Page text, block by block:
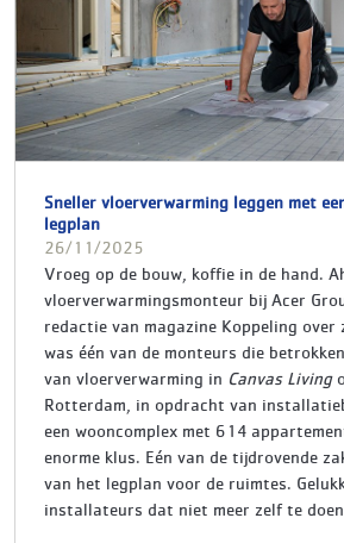
Sneller vloerverwarming leggen met
legplan
26/11/2025
Vroeg op de bouw, koffie in de hand.
vloerverwarmingsmonteur bij Acer
redactie van magazine Koppeling over
was één van de monteurs die
van vloerverwarming in Canvas Living
Rotterdam, in opdracht van
een wooncomplex met 614
enorme klus. Eén van de tijdrovende
van het legplan voor de ruimtes.
installateurs dat niet meer zelf te